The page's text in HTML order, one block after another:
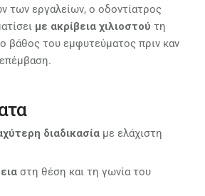
των εργαλείων, ο οδοντίατρος
με ακρίβεια χιλιοστού τη
βάθος του εμφυτεύματος πριν καν
διαδικασία με ελάχιστη
στη θέση και τη γωνία του